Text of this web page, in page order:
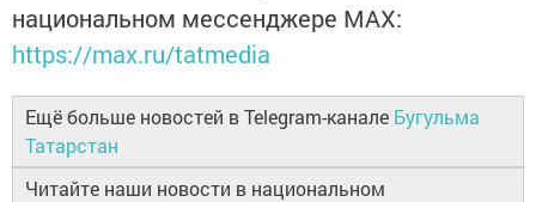
национальном мессенджере MАХ:
https://max.ru/tatmedia
Ещё больше новостей в Telegram-канале Бугульма
Татарстан
Читайте наши новости в национальном